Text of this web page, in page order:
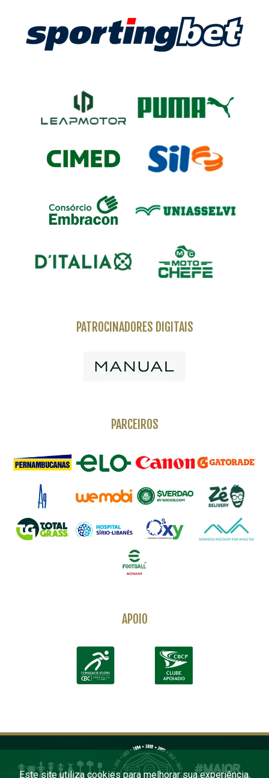
PATROCINADORES DIGITAIS
PARCEIROS
APOIO
Este site utiliza cookies para melhorar sua experiência.